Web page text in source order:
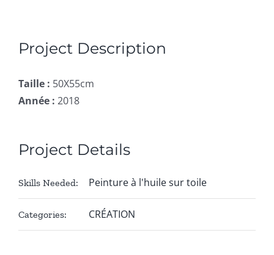
Project Description
Taille : 50X55cm
Année : 2018
Project Details
Skills Needed: Peinture à l'huile sur toile
Categories: CRÉATION